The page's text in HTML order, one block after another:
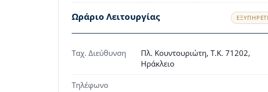
Ωράριο Λειτουργίας
Ταχ. Διεύθυνση
Πλ. Κουντουριώτη, Τ.Κ. 71202,
Ηράκλειο
Τηλέφωνο